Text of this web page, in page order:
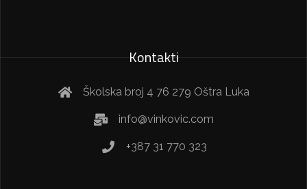
Kontakti
Školska broj 4 76 279 Oštra Luka
info@vinkovic.com
+387 31 770 323